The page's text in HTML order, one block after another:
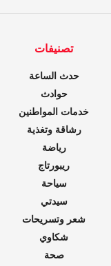
تصنيفات
حدث الساعة
حوادث
خدمات المواطنين
رشاقة وتغذية
رياضة
ريبورتاج
سياحة
سيدتي
شعر وتسريحات
شكاوي
صحة